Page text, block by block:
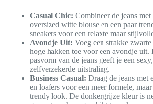
Casual Chic: Combineer de jeans met
oversized witte blouse en een paar
sneakers voor een relaxte maar
Avondje Uit: Voeg een strakke zwarte
hoge hakken toe voor een avondje uit.
pasvorm van de jeans geeft je een sexy,
zelfverzekerde uitstraling.
Business Casual: Draag de jeans met
en loafers voor een meer formele, maar
trendy look. De donkergrijze kleur is